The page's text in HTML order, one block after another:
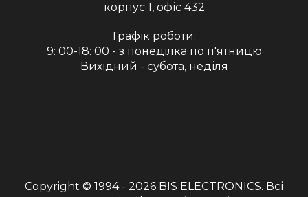
корпус 1, офіс 432
Графік роботи:
9: 00-18: 00 - з понеділка по п'ятницю
Вихідний - субота, неділя
Copyright © 1994 - 2026 BIS ELECTRONICS. Всі